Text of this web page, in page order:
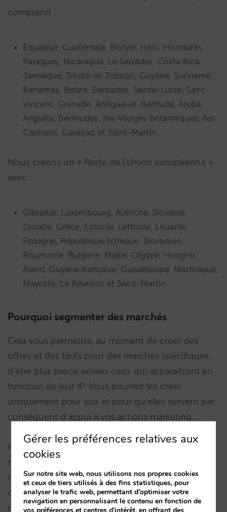
comprend :
Équateur, Guatemala, Bolivie, Haïti, Honduras,
Paraguay, Nicaragua, Le Salvador, Costa Rica,
Jamaïque, Trinité-et-Tobago, Guyane, Suriname,
Bahamas, Belize, Barbades, Sainte-Lucie, Saint-
Vincent, Grenade, Antigua-et-Barbuda, Aruba,
Anguilla, Bermudes, îles Vierges britanniques, îles
Caïmans, Curaçao et Saint-Martin.
Nous créons un « Reste de l’Union européenne »
avec :
Gibraltar, Luxembourg, Autriche, Slovénie,
Croatie, Grèce, Estonie, Lettonie, Lituanie,
Pologne, République tchèque, Slovaquie,
Roumanie, Bulgarie, Malte, Chypre, Hongrie,
Åland, Guyane française, Guadeloupe, Martinique,
Mayotte, La Réunion et Saint-Martin.
Pourquoi segmenter des marchés
Cela vous permettra, au moment de créer des
offres et des tarifs pour des marchés spécifiques,
d’être plus précis envers ceux qui apparaîtront en
fonction de leur IP. Vous pourrez les créer
uniquement pour eux et pour qu’elles servent par
conséquent d’appui à vos actions marketing.
Parmi les autres usages possibles auxquels vous
n’auriez peut-être pas pensé, il y a la possibilité de
modifier les conditions
d’annulation/paiement/garantie en fonction du
marché. Par exemple, si vous détectez une fraude
Gérer les préférences relatives aux
cookies
Sur notre site web, nous utilisons nos propres cookies
et ceux de tiers utilisés à des fins statistiques, pour
analyser le trafic web, permettant d'optimiser votre
navigation en personnalisant le contenu en fonction de